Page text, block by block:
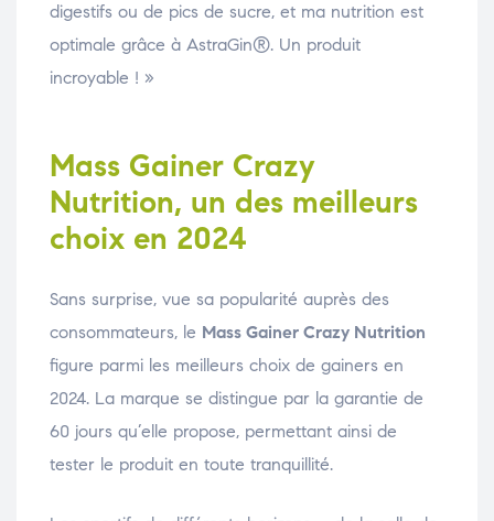
digestifs ou de pics de sucre, et ma nutrition est
optimale grâce à AstraGin®. Un produit
incroyable ! »
Mass Gainer Crazy
Nutrition, un des meilleurs
choix en 2024
Sans surprise, vue sa popularité auprès des
consommateurs, le Mass Gainer Crazy Nutrition
figure parmi les meilleurs choix de gainers en
2024. La marque se distingue par la garantie de
60 jours qu’elle propose, permettant ainsi de
tester le produit en toute tranquillité.